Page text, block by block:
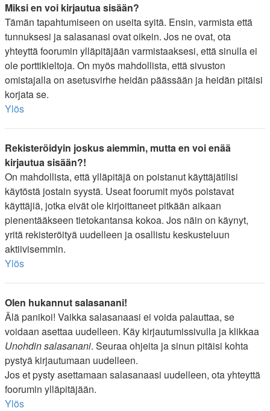
Miksi en voi kirjautua sisään?
Tämän tapahtumiseen on useita syitä. Ensin, varmista että
tunnuksesi ja salasanasi ovat oikein. Jos ne ovat, ota
yhteyttä foorumin ylläpitäjään varmistaaksesi, että sinulla ei
ole porttikieltoja. On myös mahdollista, että sivuston
omistajalla on asetusvirhe heidän päässään ja heidän pitäisi
korjata se.
Ylös
Rekisteröidyin joskus aiemmin, mutta en voi enää
kirjautua sisään?!
On mahdollista, että ylläpitäjä on poistanut käyttäjätilisi
käytöstä jostain syystä. Useat foorumit myös poistavat
käyttäjiä, jotka eivät ole kirjoittaneet pitkään aikaan
pienentääkseen tietokantansa kokoa. Jos näin on käynyt,
yritä rekisteröityä uudelleen ja osallistu keskusteluun
aktiivisemmin.
Ylös
Olen hukannut salasanani!
Älä panikoi! Vaikka salasanaasi ei voida palauttaa, se
voidaan asettaa uudelleen. Käy kirjautumissivulla ja klikkaa
Unohdin salasanani. Seuraa ohjeita ja sinun pitäisi kohta
pystyä kirjautumaan uudelleen.
Jos et pysty asettamaan salasanaasi uudelleen, ota yhteyttä
foorumin ylläpitäjään.
Ylös